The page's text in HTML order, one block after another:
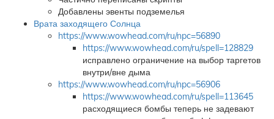
Добавлены эвенты подземелья
Врата заходящего Солнца
https://www.wowhead.com/ru/npc=56890
https://www.wowhead.com/ru/spell=128829
исправлено ограничение на выбор таргетов
внутри/вне дыма
https://www.wowhead.com/ru/npc=56906
https://www.wowhead.com/ru/spell=113645
расходящиеся бомбы теперь не задевают